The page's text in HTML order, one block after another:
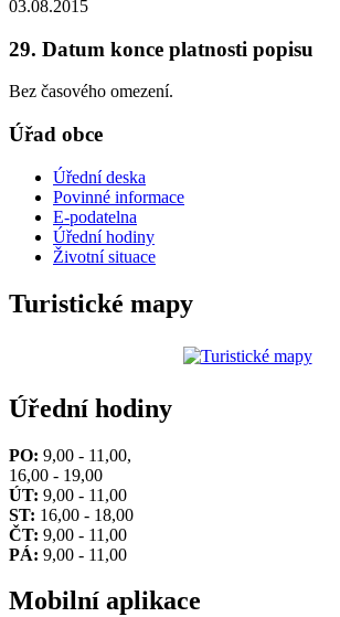
03.08.2015
29. Datum konce platnosti popisu
Bez časového omezení.
Úřad obce
Úřední deska
Povinné informace
E-podatelna
Úřední hodiny
Životní situace
Turistické mapy
Úřední hodiny
PO: 9,00 - 11,00,
16,00 - 19,00
ÚT: 9,00 - 11,00
ST: 16,00 - 18,00
ČT: 9,00 - 11,00
PÁ: 9,00 - 11,00
Mobilní aplikace